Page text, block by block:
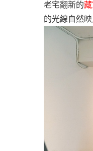
老宅翻新的
的光線自然